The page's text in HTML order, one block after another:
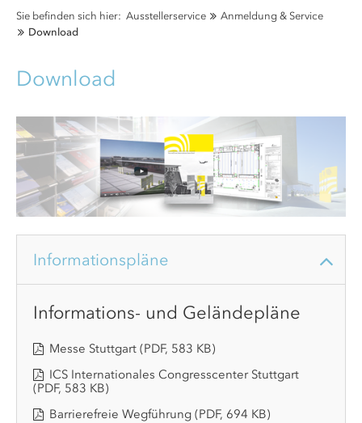
Sie befinden sich hier: Ausstellerservice
Anmeldung & Service
Download
Download
Informationspläne
Informations- und Geländepläne
Messe Stuttgart (PDF, 583 KB)
ICS Internationales Congresscenter Stuttgart
(PDF, 583 KB)
Barrierefreie Wegführung (PDF, 694 KB)